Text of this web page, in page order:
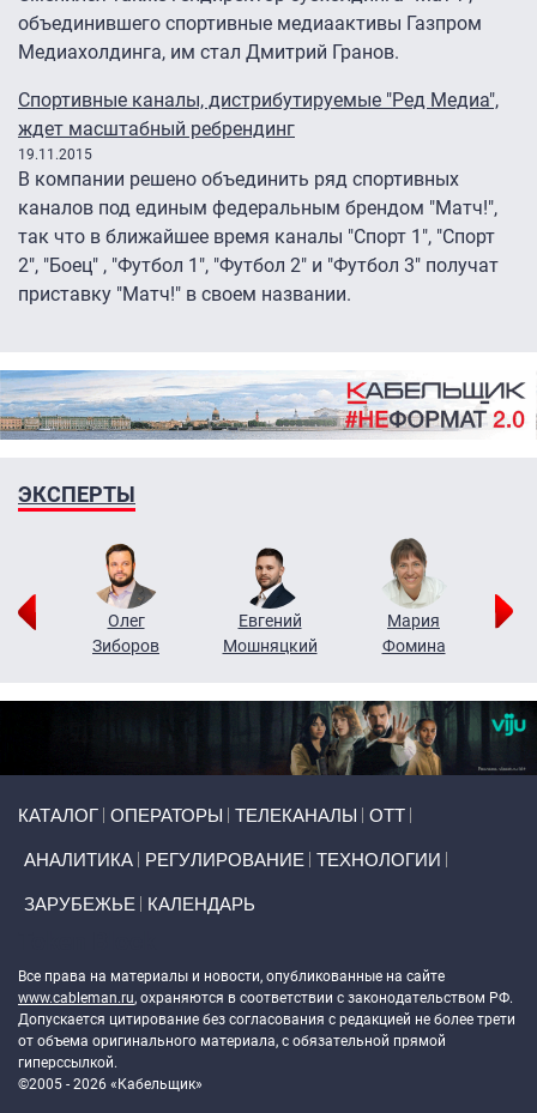
объединившего спортивные медиаактивы Газпром
Медиахолдинга, им стал Дмитрий Гранов.
Спортивные каналы, дистрибутируемые "Ред Медиа",
ждет масштабный ребрендинг
19.11.2015
В компании решено объединить ряд спортивных
каналов под единым федеральным брендом "Матч!",
так что в ближайшее время каналы "Спорт 1″, "Спорт
2″, "Боец" , "Футбол 1″, "Футбол 2″ и "Футбол 3″ получат
приставку "Матч!" в своем названии.
ЭКСПЕРТЫ
Олег
Зиборов
Евгений
Мошняцкий
Мария
Фомина
КАТАЛОГ ОПЕРАТОРЫ ТЕЛЕКАНАЛЫ ОТТ
АНАЛИТИКА РЕГУЛИРОВАНИЕ ТЕХНОЛОГИИ
ЗАРУБЕЖЬЕ КАЛЕНДАРЬ
Все права на материалы и новости, опубликованные на сайте
www.cableman.ru, охраняются в соответствии с законодательством РФ.
Допускается цитирование без согласования с редакцией не более трети
от объема оригинального материала, с обязательной прямой
гиперссылкой.
©2005 - 2026 «Кабельщик»